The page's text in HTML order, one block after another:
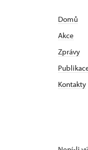
Domů
Akce
Zprávy
Kontakty